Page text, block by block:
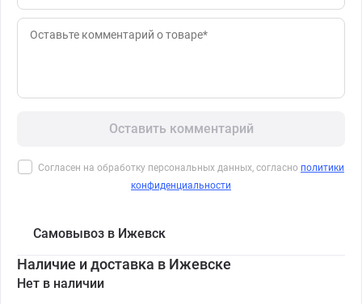
Оставить комментарий
Согласен на обработку персональных данных, согласно политики
конфиденциальности
Самовывоз в Ижевск
Наличие и доставка в Ижевске
Нет в наличии